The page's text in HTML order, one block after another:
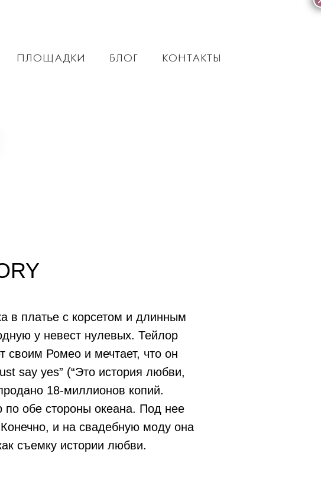
ПЛОЩАДКИ БЛОГ КОНТАКТЫ
в платье с корсетом и длинным
у невест нулевых. Тейлор
своим Ромео и мечтает, что он
say yes” (“Это история любви,
18-миллионов копий.
обе стороны океана. Под нее
и на свадебную моду она
съемку истории любви.